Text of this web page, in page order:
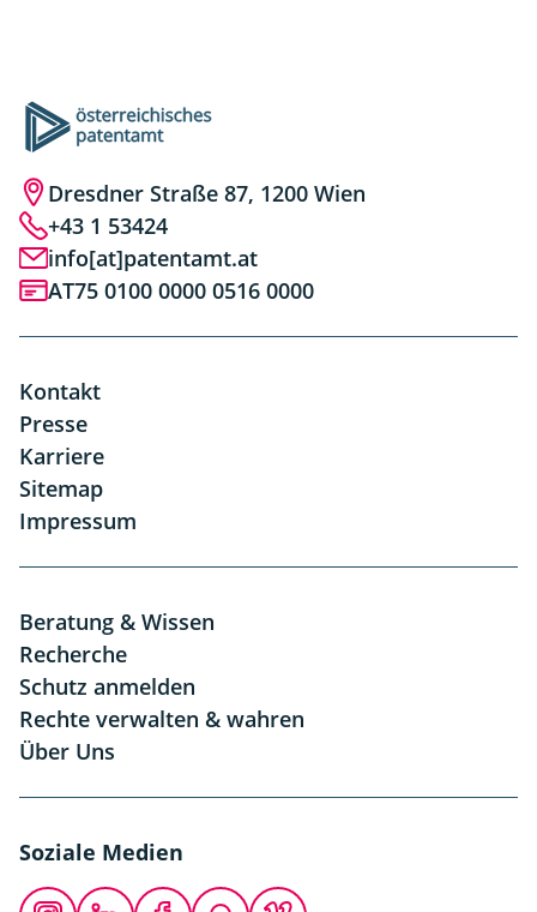
Dresdner Straße 87, 1200 Wien
+43 1 53424
info[at]patentamt.at
AT75 0100 0000 0516 0000
Kontakt
Presse
Karriere
Sitemap
Impressum
Beratung & Wissen
Recherche
Schutz anmelden
Rechte verwalten & wahren
Über Uns
Soziale Medien